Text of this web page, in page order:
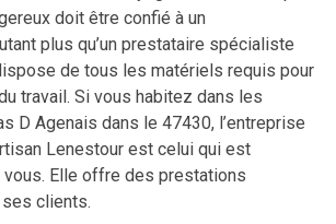
doit être confié à un
plus qu’un prestataire spécialiste
de tous les matériels requis pour
travail. Si vous habitez dans les
D Agenais dans le 47430, l’entreprise
Lenestour est celui qui est
vous. Elle offre des prestations
clients.